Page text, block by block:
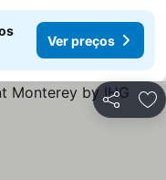
Ver preços
Partilhar